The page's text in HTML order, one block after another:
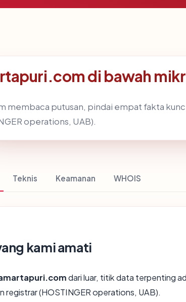
di bawah
membaca putusan, pindai empat fakta
operations, UAB).
Teknis Keamanan WHOIS
kami amati
dari luar, titik data terpenting
registrar (HOSTINGER operations, UAB).